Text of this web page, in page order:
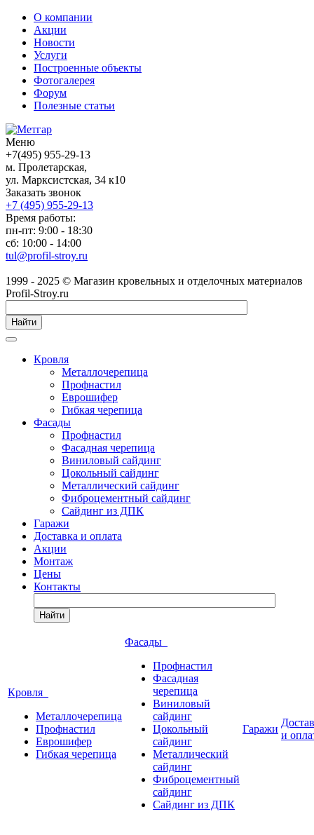
О компании
Акции
Новости
Услуги
Построенные объекты
Фотогалерея
Форум
Полезные статьи
Меню
+7(495) 955-29-13
м. Пролетарская,
ул. Марксистская, 34 к10
Заказать звонок
+7 (495) 955-29-13
Время работы:
пн-пт: 9:00 - 18:30
сб: 10:00 - 14:00
tul@profil-stroy.ru
1999 - 2025 © Магазин кровельных и отделочных материалов
Profil-Stroy.ru
Найти
Кровля
Металлочерепица
Профнастил
Еврошифер
Гибкая черепица
Фасады
Профнастил
Фасадная черепица
Виниловый сайдинг
Цокольный сайдинг
Металлический сайдинг
Фиброцементный сайдинг
Сайдинг из ДПК
Гаражи
Доставка и оплата
Акции
Монтаж
Цены
Контакты
Найти
Кровля
Металлочерепица
Профнастил
Еврошифер
Гибкая черепица
Фасады
Профнастил
Фасадная
черепица
Виниловый
сайдинг
Цокольный
сайдинг
Металлический
сайдинг
Фиброцементный
сайдинг
Сайдинг из ДПК
Гаражи
и